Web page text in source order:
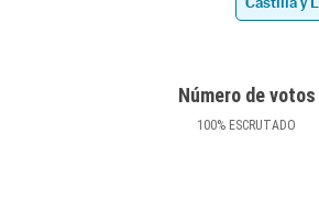
Número de votos
100% ESCRUTADO